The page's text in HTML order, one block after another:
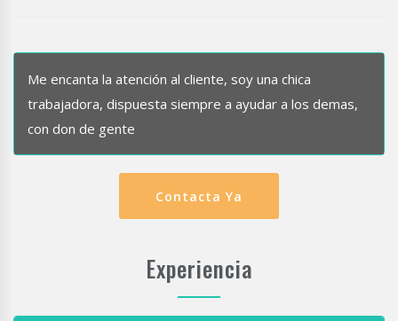
Me encanta la atención al cliente, soy una chica
trabajadora, dispuesta siempre a ayudar a los demas,
con don de gente
Contacta Ya
Experiencia